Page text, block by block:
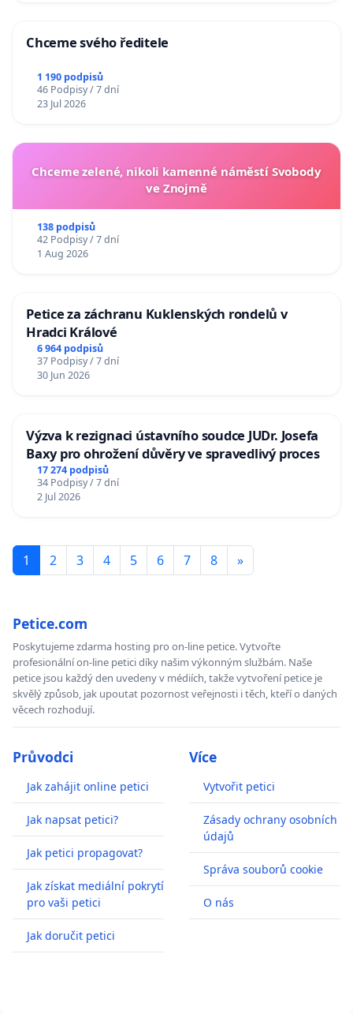
Chceme svého ředitele
1 190 podpisů
46 Podpisy / 7 dní
23 Jul 2026
Chceme zelené, nikoli kamenné náměstí Svobody
ve Znojmě
138 podpisů
42 Podpisy / 7 dní
1 Aug 2026
Petice za záchranu Kuklenských rondelů v
Hradci Králové
6 964 podpisů
37 Podpisy / 7 dní
30 Jun 2026
Výzva k rezignaci ústavního soudce JUDr. Josefa
Baxy pro ohrožení důvěry ve spravedlivý proces
17 274 podpisů
34 Podpisy / 7 dní
2 Jul 2026
1 2 3 4 5 6 7 8 »
Petice.com
Poskytujeme zdarma hosting pro on-line petice. Vytvořte
profesionální on-line petici díky našim výkonným službám. Naše
petice jsou každý den uvedeny v médiích, takže vytvoření petice je
skvělý způsob, jak upoutat pozornost veřejnosti i těch, kteří o daných
věcech rozhodují.
Průvodci
Jak zahájit online petici
Jak napsat petici?
Jak petici propagovat?
Jak získat mediální pokrytí
pro vaši petici
Jak doručit petici
Více
Vytvořit petici
Zásady ochrany osobních
údajů
Správa souborů cookie
O nás